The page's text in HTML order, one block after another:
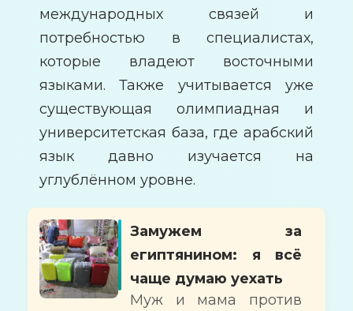
международных связей и
потребностью в специалистах,
которые владеют восточными
языками. Также учитывается уже
существующая олимпиадная и
университетская база, где арабский
язык давно изучается на
углублённом уровне.
Замужем за
египтянином: я всё
чаще думаю уехать
Муж и мама против